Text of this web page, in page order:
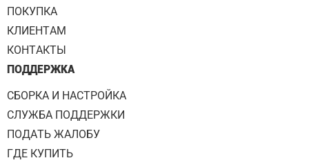
ПОКУПКА
КЛИЕНТАМ
КОНТАКТЫ
ПОДДЕРЖКА
СБОРКА И НАСТРОЙКА
СЛУЖБА ПОДДЕРЖКИ
ПОДАТЬ ЖАЛОБУ
ГДЕ КУПИТЬ